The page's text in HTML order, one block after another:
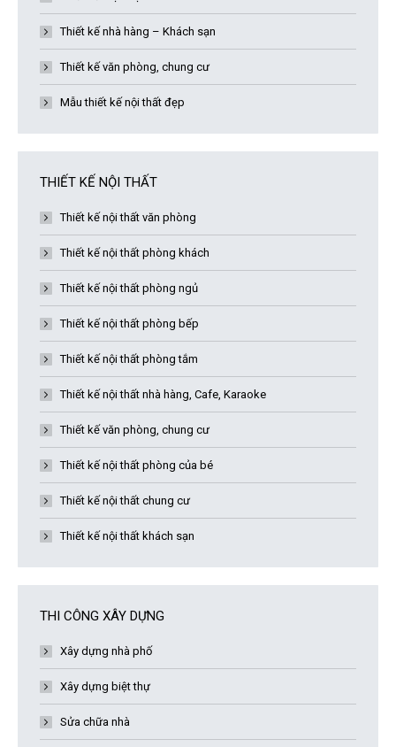
Thiết kế nhà hàng – Khách sạn
Thiết kế văn phòng, chung cư
Mẫu thiết kế nội thất đẹp
THIẾT KẾ NỘI THẤT
Thiết kế nội thất văn phòng
Thiết kế nội thất phòng khách
Thiết kế nội thất phòng ngủ
Thiết kế nội thất phòng bếp
Thiết kế nội thất phòng tắm
Thiết kế nội thất nhà hàng, Cafe, Karaoke
Thiết kế văn phòng, chung cư
Thiết kế nội thất phòng của bé
Thiết kế nội thất chung cư
Thiết kế nội thất khách sạn
THI CÔNG XÂY DỰNG
Xây dựng nhà phố
Xây dựng biệt thự
Sửa chữa nhà